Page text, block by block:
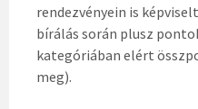
rendezvényein is
bírálás során plusz
kategóriában elért
meg).